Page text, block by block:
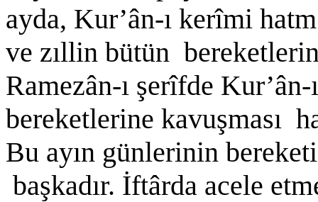
ayda, Kur’ân-ı kerîmi
ve zıllin bütün
Ramezân-ı şerîfde
bereketlerine kavuşması
Bu ayın günlerinin
başkadır. İftârda acele